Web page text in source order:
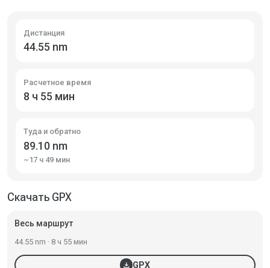
Дистанция
44.55 nm
Расчетное время
8 ч 55 мин
Туда и обратно
89.10 nm
~17 ч 49 мин
Скачать GPX
Весь маршрут
44.55 nm · 8 ч 55 мин
download GPX